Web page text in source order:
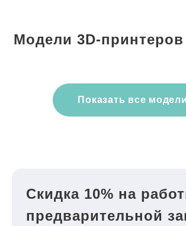
Модели 3D-
Показать все модели
Скидка 10% на
предварительной